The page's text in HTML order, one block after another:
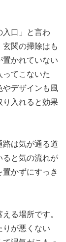
入口」と言わ
関の掃除はも
置かれていない
てこないた
やデザインも風
り入れると効果
路は気が通る道
ると気の流れが
かずにすっき
る場所です。
りが悪くない